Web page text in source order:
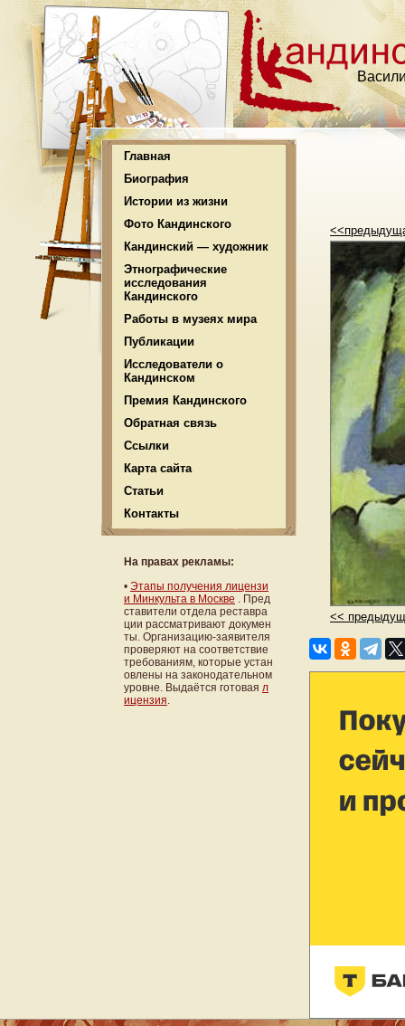
Главная
Биография
Истории из жизни
Фото Кандинского
Кандинский — художник
Этнографические
исследования
Кандинского
Работы в музеях мира
Публикации
Исследователи о
Кандинском
Премия Кандинского
Обратная связь
Ссылки
Карта сайта
Статьи
Контакты
На правах рекламы:
• Этапы получения лицензи
и Минкульта в Москве . Пред
ставители отдела реставра
ции рассматривают докумен
ты. Организацию-заявителя
проверяют на соответствие
требованиям, которые устан
овлены на законодательном
уровне. Выдаётся готовая л
ицензия
<<